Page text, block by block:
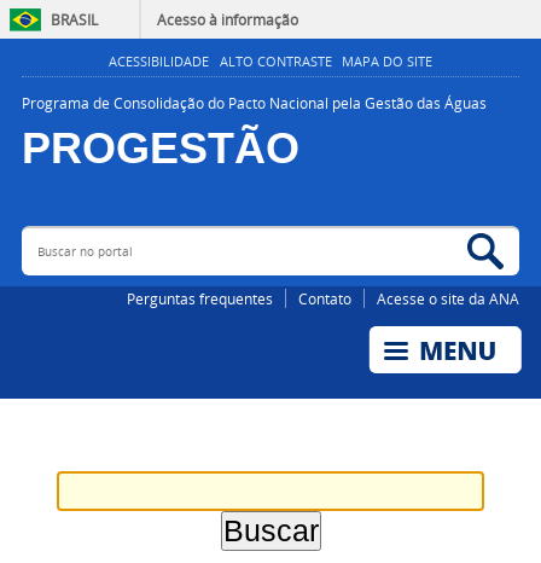
BRASIL Acesso à informação
ACESSIBILIDADE ALTO CONTRASTE MAPA DO SITE
Programa de Consolidação do Pacto Nacional pela Gestão das Águas
PROGESTÃO
AGÊNCIA NACIONAL DE ÁGUAS E SANEAMENTO BÁSICO
Buscar no portal
Perguntas frequentes Contato Acesse o site da ANA